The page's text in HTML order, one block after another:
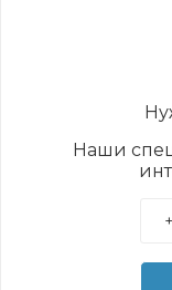
Наши